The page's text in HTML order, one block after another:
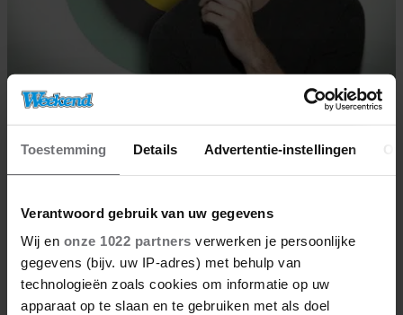
Toestemming Details Advertentie-instellingen
Verantwoord gebruik van uw gegevens
Wij en onze 1022 partners verwerken je persoonlijke
gegevens (bijv. uw IP-adres) met behulp van
technologieën zoals cookies om informatie op uw
apparaat op te slaan en te gebruiken met als doel
ROBBERT RODENBURG BESTEEDT
MANNEN